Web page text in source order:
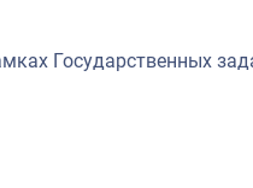
Государственных